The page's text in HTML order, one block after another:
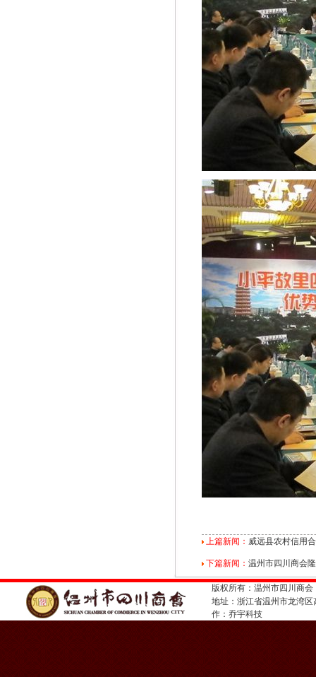
上篇新闻： 威远县农村信用
下篇新闻： 温州市四川商会
版权所有：温州市四川商
地址：浙江省温州市龙湾
作： 乔宇科技